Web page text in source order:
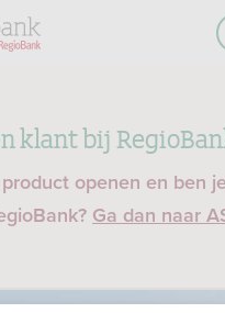
klant bij
openen en ben
Ga dan naar